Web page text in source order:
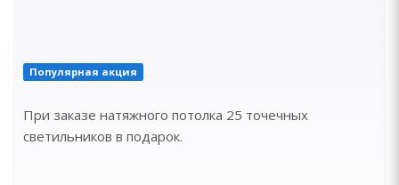
Популярная акция
При заказе натяжного потолка 25 точечных
светильников в подарок.